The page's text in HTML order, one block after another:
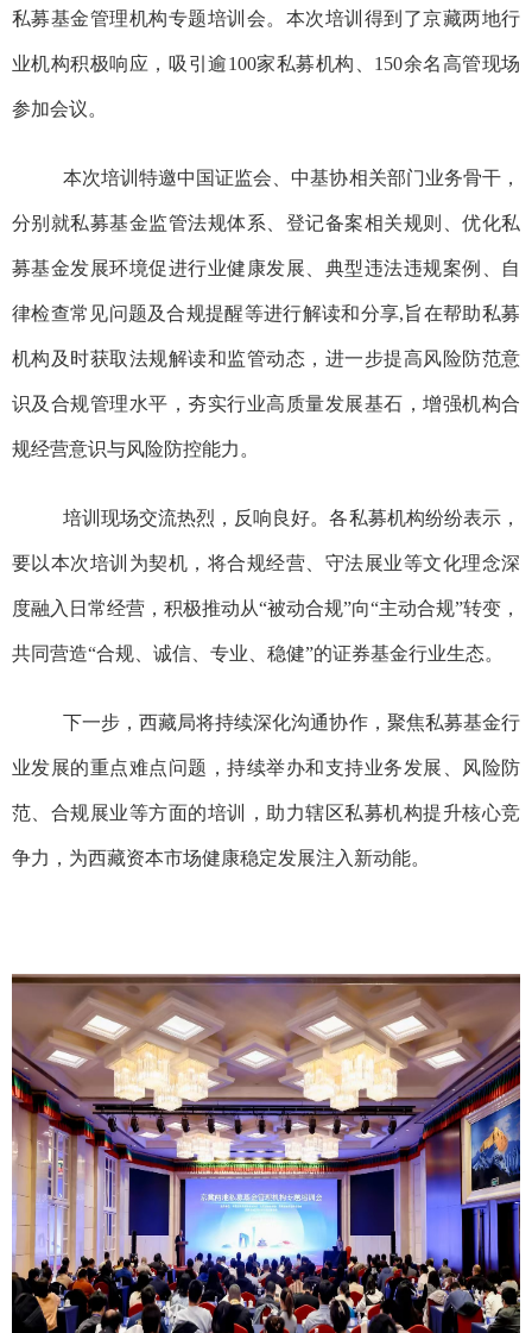
私募基金管理机构专题培训会。本次培训得到了京藏两地行
业机构积极响应，吸引逾100家私募机构、150余名高管现场
参加会议。
本次培训特邀中国证监会、中基协相关部门业务骨干，
分别就私募基金监管法规体系、登记备案相关规则、优化私
募基金发展环境促进行业健康发展、典型违法违规案例、自
律检查常见问题及合规提醒等进行解读和分享,旨在帮助私募
机构及时获取法规解读和监管动态，进一步提高风险防范意
识及合规管理水平，夯实行业高质量发展基石，增强机构合
规经营意识与风险防控能力。
培训现场交流热烈，反响良好。各私募机构纷纷表示，
要以本次培训为契机，将合规经营、守法展业等文化理念深
度融入日常经营，积极推动从“被动合规”向“主动合规”转变，
共同营造“合规、诚信、专业、稳健”的证券基金行业生态。
下一步，西藏局将持续深化沟通协作，聚焦私募基金行
业发展的重点难点问题，持续举办和支持业务发展、风险防
范、合规展业等方面的培训，助力辖区私募机构提升核心竞
争力，为西藏资本市场健康稳定发展注入新动能。